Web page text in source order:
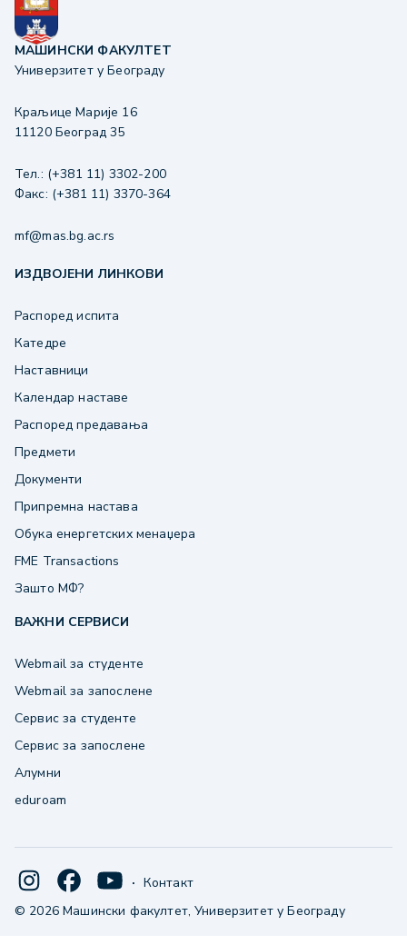
МАШИНСКИ ФАКУЛТЕТ
Универзитет у Београду
Краљице Марије 16
11120 Београд 35
Тел.: (+381 11) 3302-200
Факс: (+381 11) 3370-364
mf@mas.bg.ac.rs
ИЗДВОЈЕНИ ЛИНКОВИ
Распоред испита
Катедре
Наставници
Календар наставе
Распоред предавања
Предмети
Документи
Припремна настава
Обука енергетских менаџера
FME Transactions
Зашто МФ?
ВАЖНИ СЕРВИСИ
Webmail за студенте
Webmail за запослене
Сервис за студенте
Сервис за запослене
Алумни
eduroam
· Контакт
© 2026 Машински факултет, Универзитет у Београду